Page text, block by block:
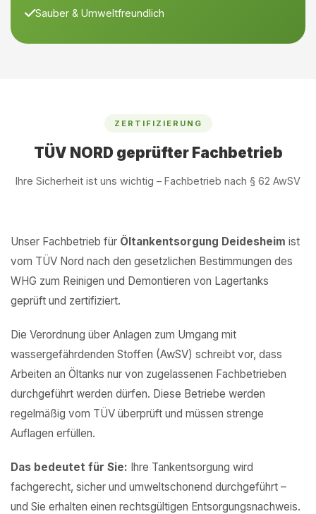
Sauber & Umweltfreundlich
ZERTIFIZIERUNG
TÜV NORD geprüfter Fachbetrieb
Ihre Sicherheit ist uns wichtig – Fachbetrieb nach § 62 AwSV
Unser Fachbetrieb für Öltankentsorgung Deidesheim ist
vom TÜV Nord nach den gesetzlichen Bestimmungen des
WHG zum Reinigen und Demontieren von Lagertanks
geprüft und zertifiziert.
Die Verordnung über Anlagen zum Umgang mit
wassergefährdenden Stoffen (AwSV) schreibt vor, dass
Arbeiten an Öltanks nur von zugelassenen Fachbetrieben
durchgeführt werden dürfen. Diese Betriebe werden
regelmäßig vom TÜV überprüft und müssen strenge
Auflagen erfüllen.
Das bedeutet für Sie: Ihre Tankentsorgung wird
fachgerecht, sicher und umweltschonend durchgeführt –
und Sie erhalten einen rechtsgültigen Entsorgungsnachweis.